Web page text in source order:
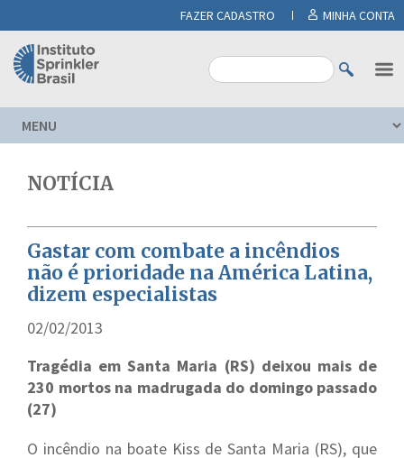
FAZER CADASTRO MINHA CONTA
NOTÍCIA
Gastar com combate a incêndios
não é prioridade na América Latina,
dizem especialistas
02/02/2013
Tragédia em Santa Maria (RS) deixou mais de
230 mortos na madrugada do domingo passado
(27)
O incêndio na boate Kiss de Santa Maria (RS), que